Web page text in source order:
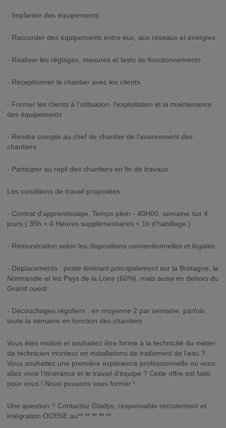
- Implanter des équipements
- Raccorder des équipements entre eux, aux réseaux et énergies
- Réaliser les réglages, mesures et tests de fonctionnements
- Réceptionner le chantier avec les clients
- Former les clients à l'utilisation, l'exploitation et la maintenance
des équipements
- Rendre compte au chef de chantier de l'avancement des
chantiers
- Participer au repli des chantiers en fin de travaux
Les conditions de travail proposées :
- Contrat d'apprentissage, Temps plein - 40H00, semaine sur 4
jours ( 35h + 4 Heures supplémentaires + 1h d'habillage )
- Rémunération selon les dispositions conventionnelles et légales
- Déplacements : poste itinérant principalement sur la Bretagne, la
Normandie et les Pays de la Loire (60%), mais aussi en dehors du
Grand ouest
- Découchages réguliers : en moyenne 2 par semaine, parfois
toute la semaine en fonction des chantiers
Vous êtes motivé et souhaitez être formé à la technicité du métier
de technicien monteur en installations de traitement de l'eau ?
Vous souhaitez une première expérience professionnelle où vous
allez vivre l'itinérance et le travail d'équipe ? Cette offre est faite
pour vous ! Nous pouvons vous former !
Une question ? Contactez Gladys, responsable recrutement et
intégration OCENE au** ** ** ** **.